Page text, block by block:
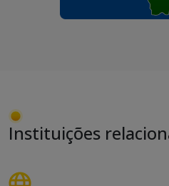
Instituições